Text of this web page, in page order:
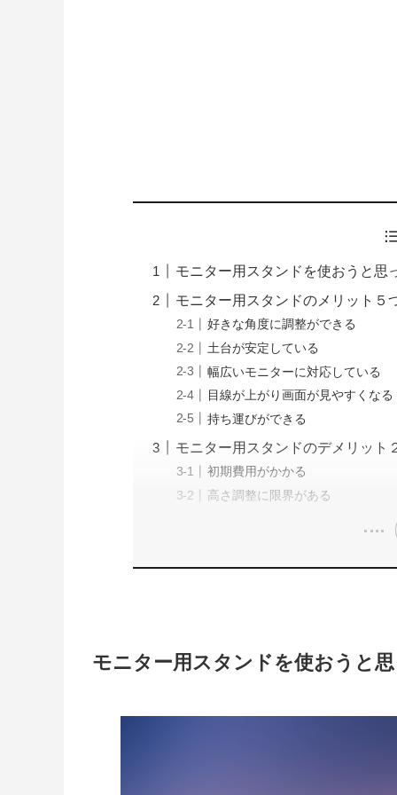
モニター用スタンドを使おうと思
モニター用スタンドのメリット５
好きな角度に調整ができる
土台が安定している
幅広いモニターに対応している
目線が上がり画面が見やすくなる
持ち運びができる
モニター用スタンドのデメリット
初期費用がかかる
高さ調整に限界がある
モニター用スタンドを使おうと